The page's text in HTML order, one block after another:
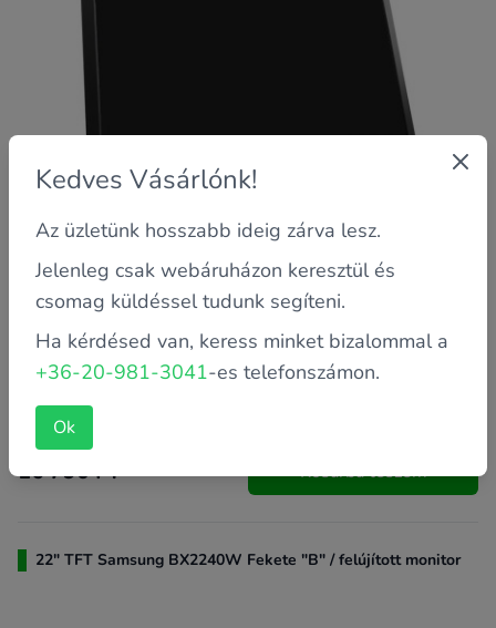
Garancia: 2 év saját
Kijelző méret: 24"
Szín: Fekete
16 790 FT Kosárba teszem
22" TFT Samsung BX2240W Fekete "B" / felújított monitor
Kedves Vásárlónk!
Az üzletünk hosszabb ideig zárva lesz.
Jelenleg csak webáruházon keresztül és
csomag küldéssel tudunk segíteni.
Ha kérdésed van, keress minket bizalommal a
+36-20-981-3041-es telefonszámon.
Ok